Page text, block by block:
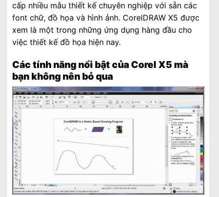
cấp nhiều mẫu thiết kế chuyên nghiệp với sẵn các
font chữ, đồ họa và hình ảnh. CorelDRAW X5 được
xem là một trong những ứng dụng hàng đầu cho
việc thiết kế đồ họa hiện nay.
Các tính năng nổi bật của Corel X5 mà
bạn không nên bỏ qua